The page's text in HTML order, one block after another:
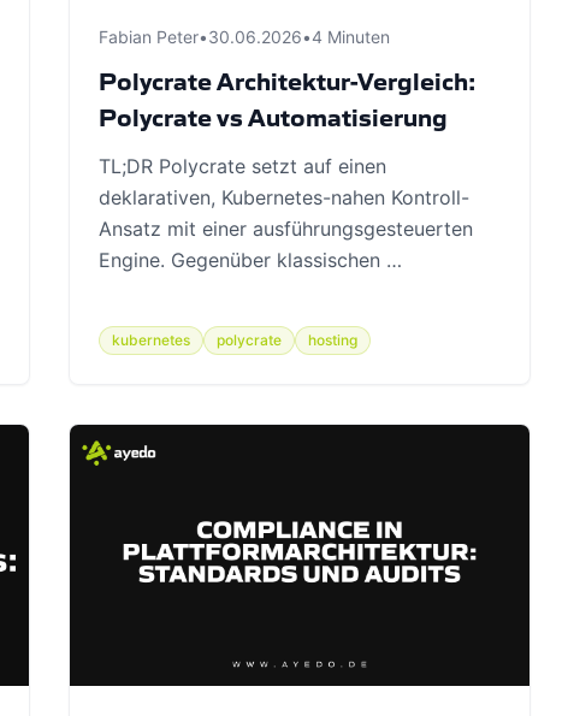
Fabian Peter•30.06.2026•4 Minuten
Polycrate Architektur-Vergleich:
Polycrate vs Automatisierung
TL;DR Polycrate setzt auf einen
deklarativen, Kubernetes-nahen Kontroll-
Ansatz mit einer ausführungsgesteuerten
Engine. Gegenüber klassischen …
kubernetes polycrate hosting